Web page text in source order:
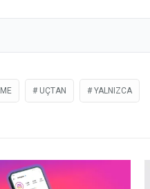
UÇTAN YALNIZCA